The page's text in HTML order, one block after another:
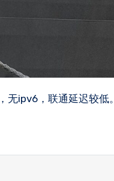
无ipv6，联通延迟较低。